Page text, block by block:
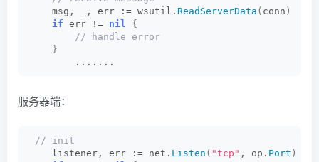
    msg, _, err := wsutil.
ReadServerData ( conn )
if err != nil
{
// handle error
}
        .......
服务器端：
// init
    listener, err := net.
Listen ( "tcp" , op. Port )